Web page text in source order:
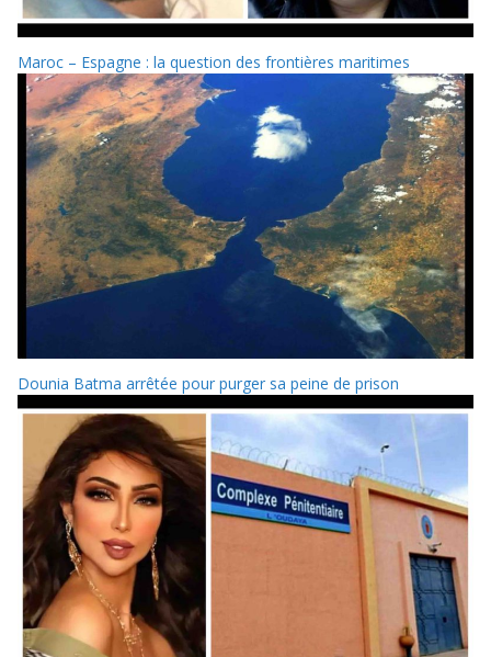
Maroc – Espagne : la question des frontières maritimes
Dounia Batma arrêtée pour purger sa peine de prison